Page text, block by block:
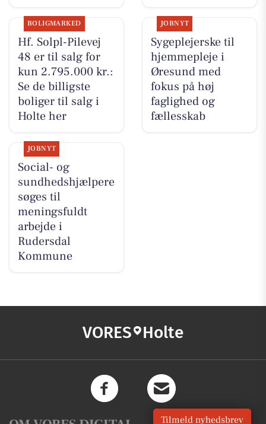
BOLIGMARKED
Hf. Solpl-Pilevej
48 er til salg for
kun 2.795.000 kr.:
Se de billigste
boliger til salg i
Holte her
JOBNYT
Sygeplejerske til
hjemmepleje i
Øresund med
fokus på høj
faglighed og
fællesskab
JOBNYT
Social- og
sundhedshjælpere
søges til
meningsfuldt
arbejde i
Rudersdal
Kommune
VORES Holte
Tilmeld nyhedsbrev